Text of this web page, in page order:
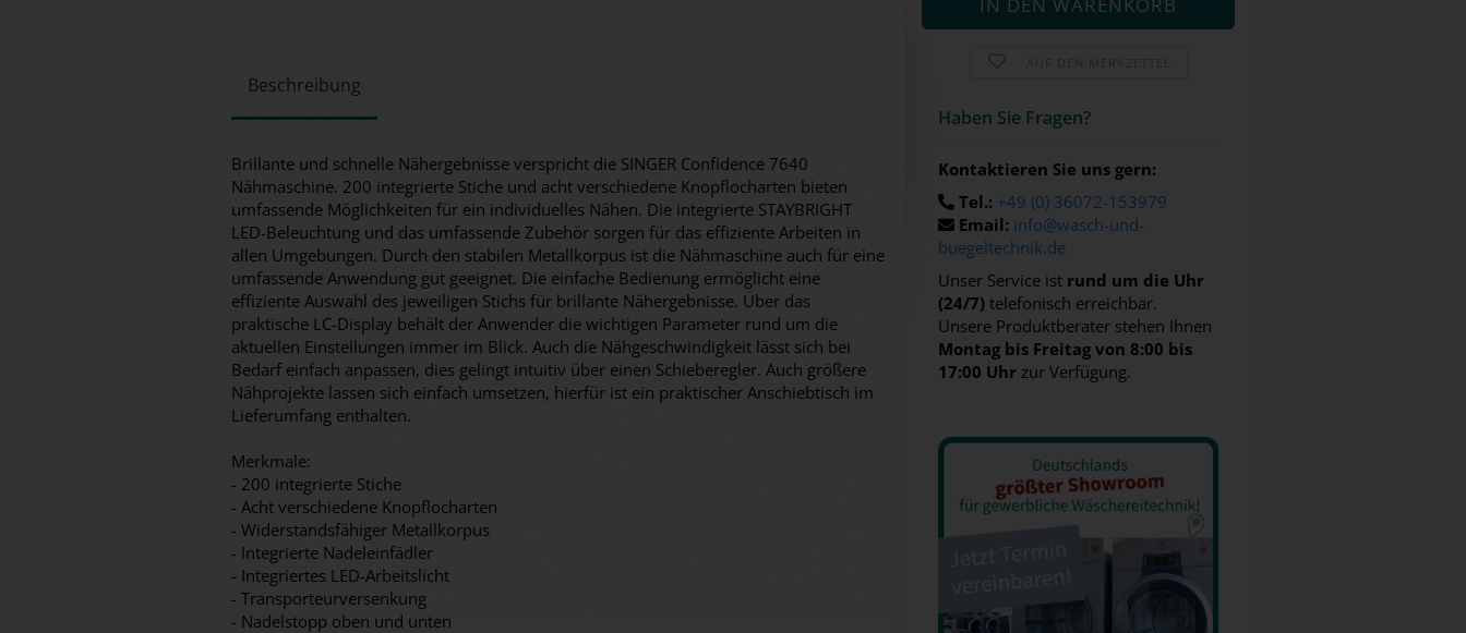
Haben Sie Fra­gen?
Kontaktieren Sie uns gern:
Tel.: +49 (0) 36072-153979
Email: info@wasch-und-
buegeltechnik.de
Unser Service ist rund um die Uhr
(24/7) telefonisch erreichbar.
Unsere Produktberater stehen Ihnen
Montag bis Freitag von 8:00 bis
17:00 Uhr zur Verfügung.
Beschreibung
Brillante und schnelle Nähergebnisse verspricht die SINGER Confidence 7640
Nähmaschine. 200 integrierte Stiche und acht verschiedene Knopflocharten bieten
umfassende Möglichkeiten für ein individuelles Nähen. Die integrierte STAYBRIGHT
LED-Beleuchtung und das umfassende Zubehör sorgen für das effiziente Arbeiten in
allen Umgebungen. Durch den stabilen Metallkorpus ist die Nähmaschine auch für eine
umfassende Anwendung gut geeignet. Die einfache Bedienung ermöglicht eine
effiziente Auswahl des jeweiligen Stichs für brillante Nähergebnisse. Über das
praktische LC-Display behält der Anwender die wichtigen Parameter rund um die
aktuellen Einstellungen immer im Blick. Auch die Nähgeschwindigkeit lässt sich bei
Bedarf einfach anpassen, dies gelingt intuitiv über einen Schieberegler. Auch größere
Nähprojekte lassen sich einfach umsetzen, hierfür ist ein praktischer Anschiebtisch im
Lieferumfang enthalten.
Merkmale:
- 200 integrierte Stiche
- Acht verschiedene Knopflocharten
- Widerstandsfähiger Metallkorpus
- Integrierte Nadeleinfädler
- Integriertes LED-Arbeitslicht
- Transporteurversenkung
- Nadelstopp oben und unten